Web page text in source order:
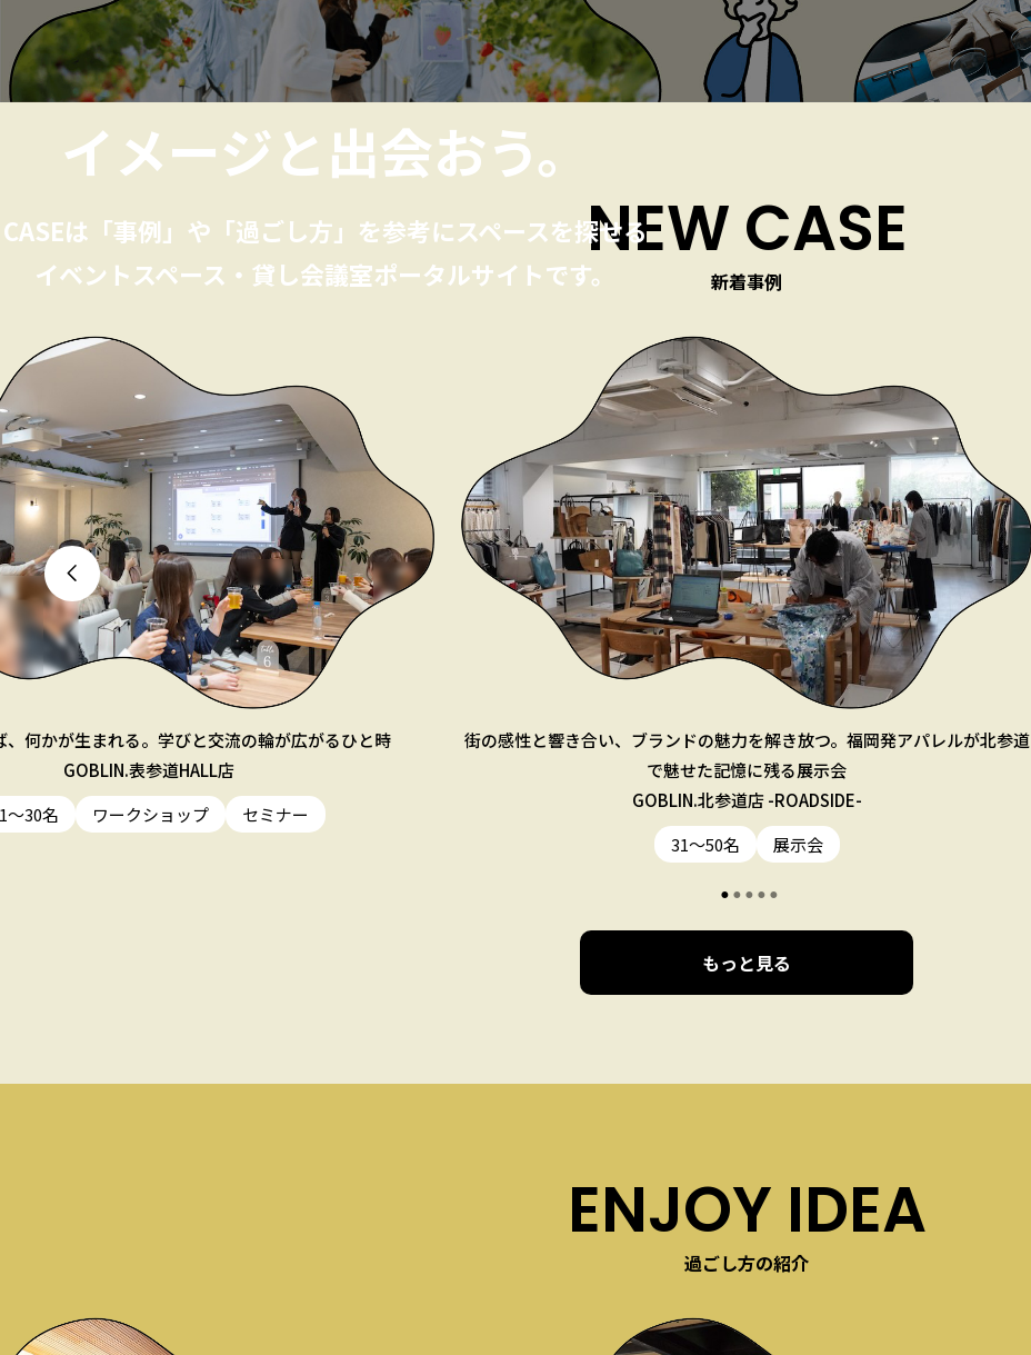
イメージと出会おう。
CASEは「事例」や「過ごし方」を参考にスペースを探せる
イベントスペース・貸し会議室ポータルサイトです。
NEW CASE
新着事例
、何かが生まれる。学びと交流の輪が広がるひと時
GOBLIN.表参道HALL店
〜30名
ワークショップ セミナー
街の感性と響き合い、ブランドの魅力を解き放つ。福岡発アパレルが北参道
で魅せた記憶に残る展示会
GOBLIN.北参道店 -ROADSIDE-
31〜50名
展示会
もっと見る
ENJOY IDEA
過ごし方の紹介